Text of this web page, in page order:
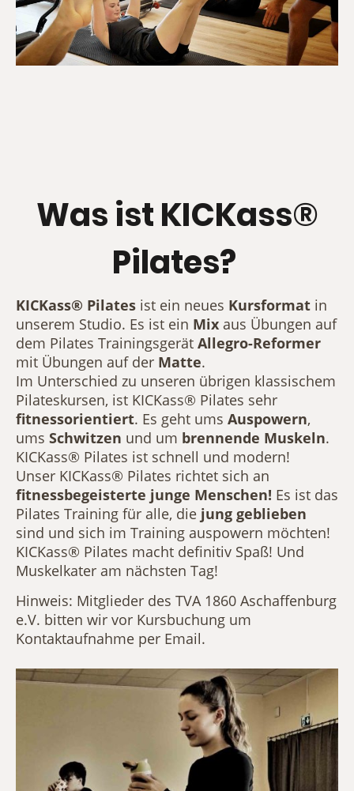
Was ist KICKass®
Pilates?
KICKass® Pilates ist ein neues Kursformat in
unserem Studio. Es ist ein Mix aus Übungen auf
dem Pilates Trainingsgerät Allegro-Reformer
mit Übungen auf der Matte.
Im Unterschied zu unseren übrigen klassischem
Pilateskursen, ist KICKass® Pilates sehr
fitnessorientiert. Es geht ums Auspowern,
ums Schwitzen und um brennende Muskeln.
KICKass® Pilates ist schnell und modern!
Unser KICKass® Pilates richtet sich an
fitnessbegeisterte junge Menschen! Es ist das
Pilates Training für alle, die jung geblieben
sind und sich im Training auspowern möchten!
KICKass® Pilates macht definitiv Spaß! Und
Muskelkater am nächsten Tag!
Hinweis: Mitglieder des TVA 1860 Aschaffenburg
e.V. bitten wir vor Kursbuchung um
Kontaktaufnahme per Email.